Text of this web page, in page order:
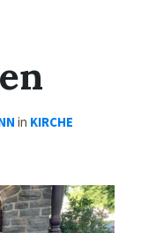
in KIRCHE